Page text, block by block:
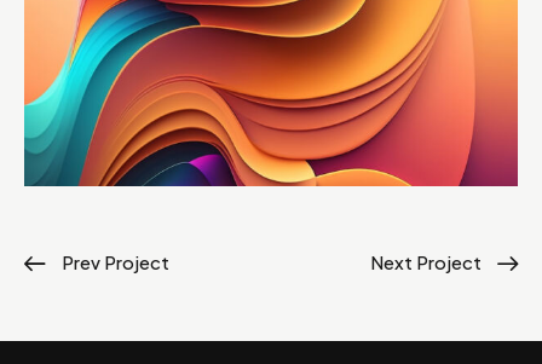
Prev Project Next Project